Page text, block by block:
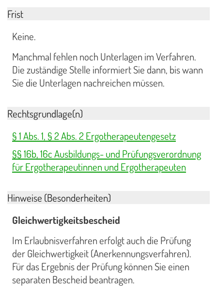
Frist
Keine.
Manchmal fehlen noch Unterlagen im Verfahren.
Die zuständige Stelle informiert Sie dann, bis wann
Sie die Unterlagen nachreichen müssen.
Rechtsgrundlage(n)
§ 1 Abs. 1, § 2 Abs. 2 Ergotherapeutengesetz
§§ 16b, 16c Ausbildungs- und Prüfungsverordnung
für Ergotherapeutinnen und Ergotherapeuten
Hinweise (Besonderheiten)
Gleichwertigkeitsbescheid
Im Erlaubnisverfahren erfolgt auch die Prüfung
der Gleichwertigkeit (Anerkennungsverfahren).
Für das Ergebnis der Prüfung können Sie einen
separaten Bescheid beantragen.